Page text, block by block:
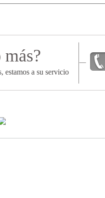
estamos a su servicio